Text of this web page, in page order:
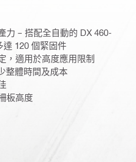
力 – 搭配全自動的 DX 460-
達 120 個緊固件
，適用於高度應用限制
整體時間及成本
板高度